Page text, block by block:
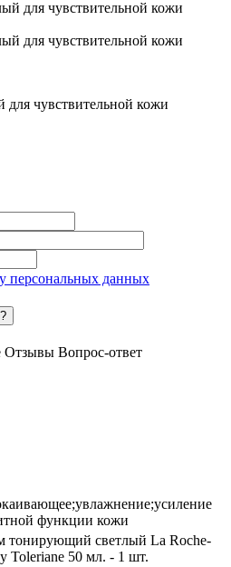
чувствительной кожи
персональных данных
Отзывы Вопрос-ответ
функции кожи
тонирующий светлый La Roche-
Toleriane 50 мл. - 1 шт.